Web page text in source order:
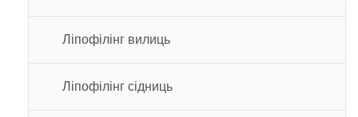
Ліпофілінг вилиць
Ліпофілінг сідниць